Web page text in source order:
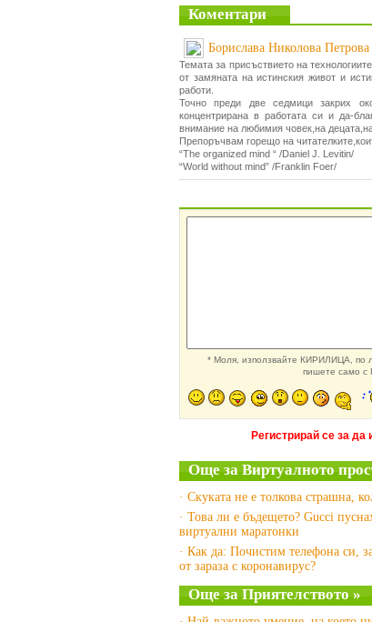
Коментари
Борислава Николова Петрова
Темата за присъствието на
от замяната на истинския живот и
работи.
Точно преди две седмици закрих
концентрирана в работата си и да-
внимание на любимия човек,на
Препоръчвам горещо на
“The organized mind “ /Daniel J. Levitin/
“World without mind” /Franklin Foer/
* Моля, използвайте КИРИЛИЦА, по
пишете само с
Регистрирай се за
Още за Виртуалното
· Скуката не е толкова страшна,
· Това ли е бъдещето? Gucci
виртуални маратонки
· Как да: Почистим телефона си,
от зараза с коронавирус?
Още за Приятелството »